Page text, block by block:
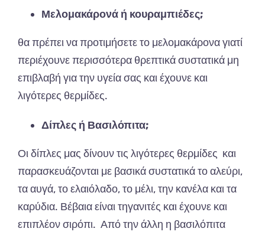
Μελομακάρονά ή κουραμπιέδες;
θα πρέπει να προτιμήσετε το μελομακάρονα γιατί
περιέχουνε περισσότερα θρεπτικά συστατικά μη
επιβλαβή για την υγεία σας και έχουνε και
λιγότερες θερμίδες.
Δίπλες ή Βασιλόπιτα;
Οι δίπλες μας δίνουν τις λιγότερες θερμίδες και
παρασκευάζονται με βασικά συστατικά το αλεύρι,
τα αυγά, το ελαιόλαδο, το μέλι, την κανέλα και τα
καρύδια. Βέβαια είναι τηγανιτές και έχουνε και
επιπλέον σιρόπι. Από την άλλη η βασιλόπιτα